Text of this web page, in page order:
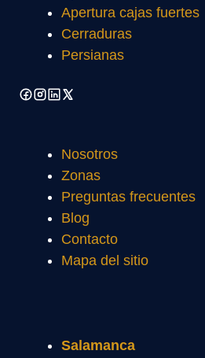
Apertura cajas fuertes
Cerraduras
Persianas
Nosotros
Zonas
Preguntas frecuentes
Blog
Contacto
Mapa del sitio
Salamanca